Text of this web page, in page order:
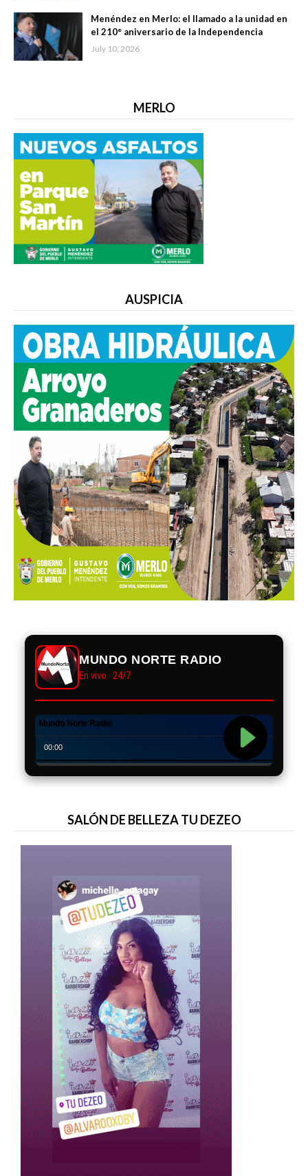
Menéndez en Merlo: el llamado a la unidad en
el 210° aniversario de la Independencia
July 10, 2026
MERLO
AUSPICIA
MUNDO NORTE RADIO
En vivo · 24/7
SALÓN DE BELLEZA TU DEZEO